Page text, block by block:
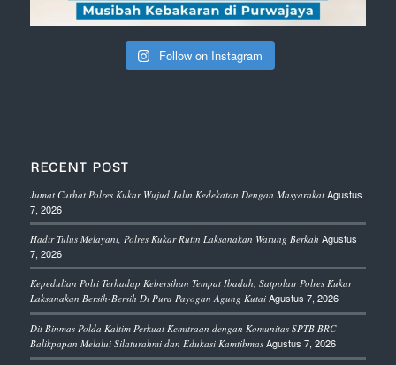
Follow on Instagram
RECENT POST
Jumat Curhat Polres Kukar Wujud Jalin Kedekatan Dengan Masyarakat Agustus
7, 2026
Hadir Tulus Melayani, Polres Kukar Rutin Laksanakan Warung Berkah Agustus
7, 2026
Kepedulian Polri Terhadap Kebersihan Tempat Ibadah, Satpolair Polres Kukar
Laksanakan Bersih-Bersih Di Pura Payogan Agung Kutai Agustus 7, 2026
Dit Binmas Polda Kaltim Perkuat Kemitraan dengan Komunitas SPTB BRC
Balikpapan Melalui Silaturahmi dan Edukasi Kamtibmas Agustus 7, 2026